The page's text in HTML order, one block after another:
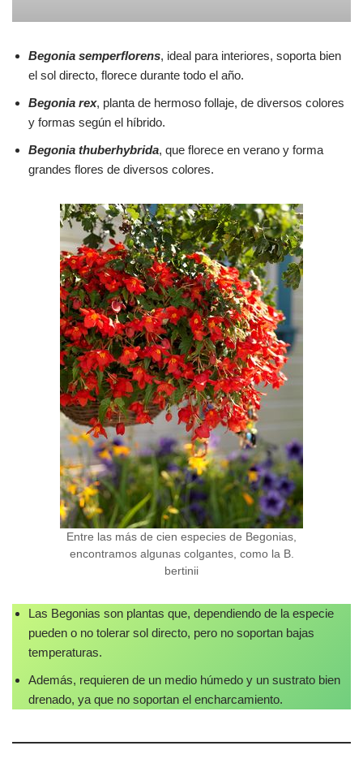
Begonia semperflorens, ideal para interiores, soporta bien
el sol directo, florece durante todo el año.
Begonia rex, planta de hermoso follaje, de diversos colores
y formas según el híbrido.
Begonia thuberhybrida, que florece en verano y forma
grandes flores de diversos colores.
Entre las más de cien especies de Begonias,
encontramos algunas colgantes, como la B.
bertinii
Las Begonias son plantas que, dependiendo de la especie
pueden o no tolerar sol directo, pero no soportan bajas
temperaturas.
Además, requieren de un medio húmedo y un sustrato bien
drenado, ya que no soportan el encharcamiento.